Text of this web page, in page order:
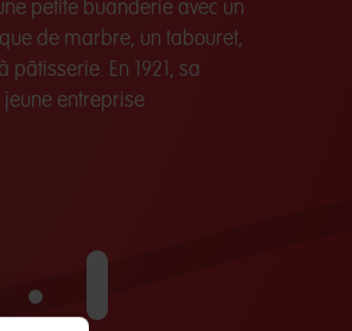
petite buanderie avec un
de marbre, un tabouret,
En 1921, sa
entreprise